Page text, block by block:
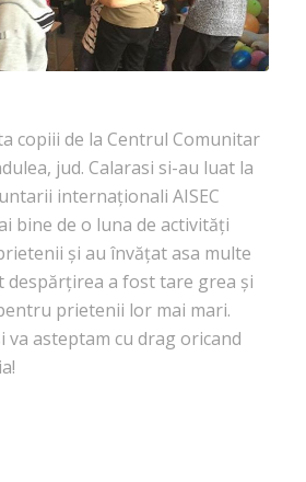
copiii de la Centrul Comunitar
jud. Calarasi si-au luat la
internaționali AISEC
bine de o luna de activități
și au învățat asa multe
despărțirea a fost tare grea și
prietenii lor mai mari.
va asteptam cu drag oricand